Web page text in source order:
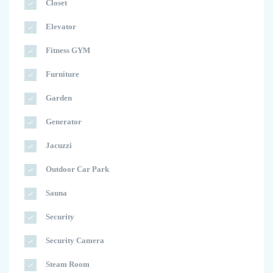
Closet
Elevator
Fitness GYM
Furniture
Garden
Generator
Jacuzzi
Outdoor Car Park
Sauna
Security
Security Camera
Steam Room